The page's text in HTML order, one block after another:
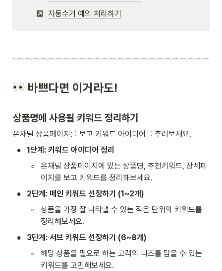
자동수거 예외 처리하기
바쁘다면 이거라도!
상품명에 사용될 키워드 정리하기
온채널 상품페이지를 보고 키워드 아이디어를 추려보세요.
• 1단계: 키워드 아이디어 정리
◦
온채널 상품페이지에 있는 상품명, 추천키워드, 상세페
이지를 보고 키워드를 정리해보세요.
• 2단계: 메인 키워드 선정하기 (1~2개)
◦
상품을 가장 잘 나타낼 수 있는 작은 단위의 키워드를
정리해보세요.
• 3단계: 서브 키워드 선정하기 (6~8개)
◦
해당 상품을 필요로 하는 고객의 니즈를 담을 수 있는
키워드를 고민해보세요.